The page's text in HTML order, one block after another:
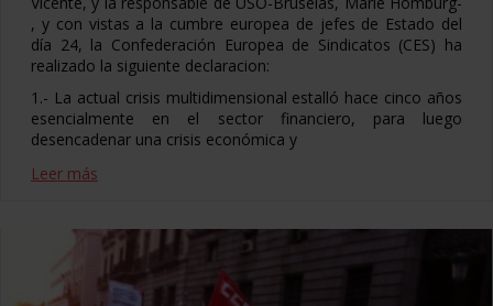
, y con vistas a la cumbre europea de jefes de Estado del
día 24, la Confederación Europea de Sindicatos (CES) ha
realizado la siguiente declaracion:
1.- La actual crisis multidimensional estalló hace cinco años
esencialmente en el sector financiero, para luego
desencadenar una crisis económica y
Leer más